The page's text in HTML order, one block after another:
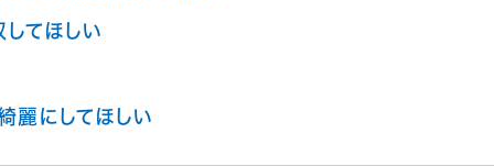
てほしい
麗にしてほしい